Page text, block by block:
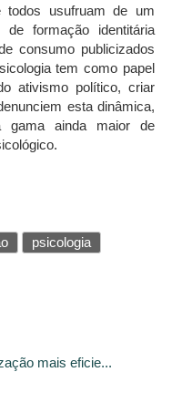
todos usufruam de um
formação identitária
consumo publicizados
tem como papel
ativismo político, criar
esta dinâmica,
ainda maior de
psicologia
mais eficie...